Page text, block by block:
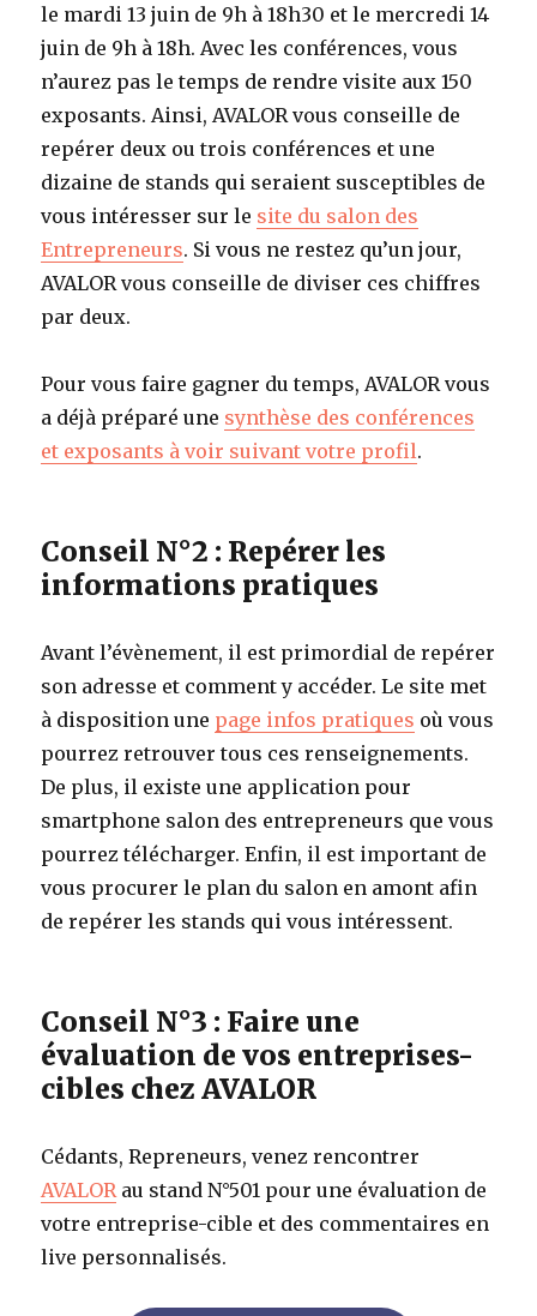
le mardi 13 juin de 9h à 18h30 et le mercredi 14
juin de 9h à 18h. Avec les conférences, vous
n’aurez pas le temps de rendre visite aux 150
exposants. Ainsi, AVALOR vous conseille de
repérer deux ou trois conférences et une
dizaine de stands qui seraient susceptibles de
vous intéresser sur le site du salon des
Entrepreneurs. Si vous ne restez qu’un jour,
AVALOR vous conseille de diviser ces chiffres
par deux.
Pour vous faire gagner du temps, AVALOR vous
a déjà préparé une synthèse des conférences
et exposants à voir suivant votre profil.
Conseil N°2 : Repérer les
informations pratiques
Avant l’évènement, il est primordial de repérer
son adresse et comment y accéder. Le site met
à disposition une page infos pratiques où vous
pourrez retrouver tous ces renseignements.
De plus, il existe une application pour
smartphone salon des entrepreneurs que vous
pourrez télécharger. Enfin, il est important de
vous procurer le plan du salon en amont afin
de repérer les stands qui vous intéressent.
Conseil N°3 : Faire une
évaluation de vos entreprises-
cibles chez AVALOR
Cédants, Repreneurs, venez rencontrer
AVALOR au stand N°501 pour une évaluation de
votre entreprise-cible et des commentaires en
live personnalisés.